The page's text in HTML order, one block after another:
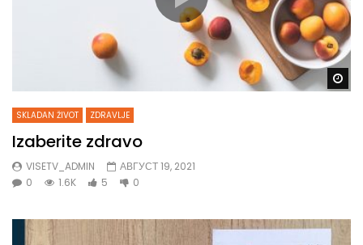
SKLADAN ŽIVOT ZDRAVLJE
Izaberite zdravo
VISETV_ADMIN
АВГУСТ 19, 2021
0
1.6K 5 0